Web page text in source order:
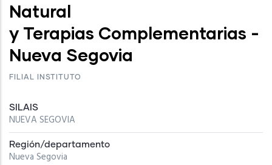
Natural
y Terapias Complementarias -
Nueva Segovia
FILIAL INSTITUTO
SILAIS
NUEVA SEGOVIA
Región/departamento
Nueva Segovia